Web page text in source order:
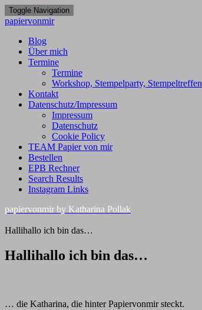
Toggle Navigation
papiervonmir
Blog
Über mich
Termine
Termine
Workshop, Stempelparty, Stempeltreffen
Kontakt
Datenschutz/Impressum
Impressum
Datenschutz
Cookie Policy
TEAM Papier von mir
Bestellen
EPB Rechner
Search Results
Instagram Links
papiervonmir by Katharina Pollak
Hallihallo ich bin das…
Hallihallo ich bin das…
… die Katharina, die hinter Papiervonmir steckt.